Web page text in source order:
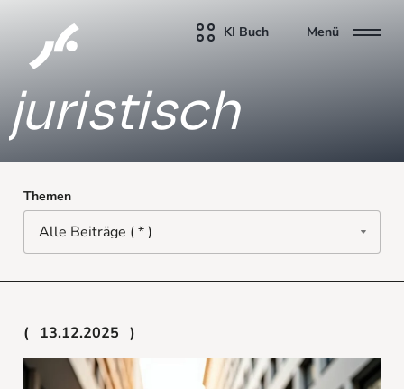
KI Buch Menü
juristisch
Themen
13.12.2025